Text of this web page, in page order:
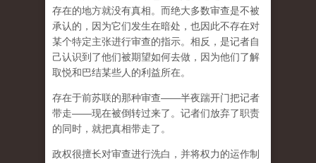
存在的地方就没有真相。而绝大多数审查是不被
承认的，因为它们发生在暗处，也因此不存在对
某个特定主张进行审查的指示。相反，是记者自
己认识到了他们被期望如何去做，因为他们了解
取悦和巴结某些人的利益所在。
存在于前苏联的那种审查——半夜踹开门把记者
带走——现在被倒转过来了。记者们放弃了职责
的同时，就把真相带走了。
政权很擅长对审查进行洗白，并将权力的运作制